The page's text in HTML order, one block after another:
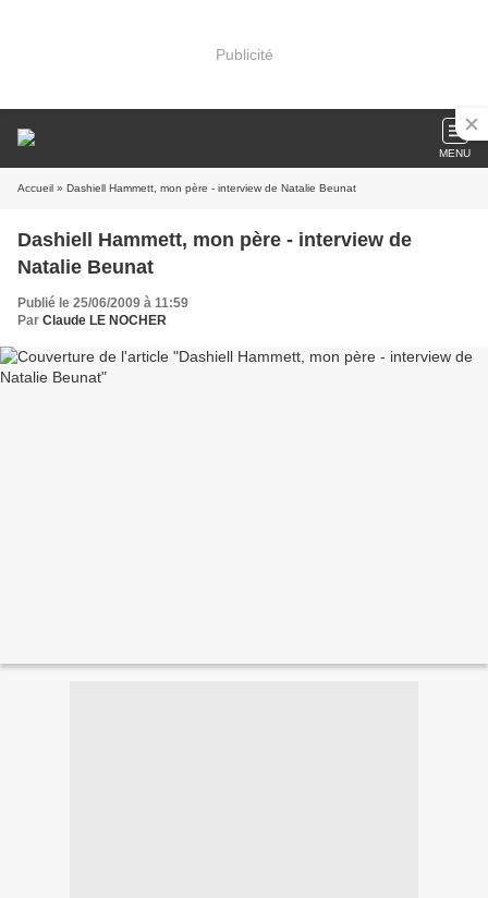
Publicité
MENU
Accueil » Dashiell Hammett, mon père - interview de Natalie Beunat
Dashiell Hammett, mon père - interview de
Natalie Beunat
Publié le 25/06/2009 à 11:59
Par Claude LE NOCHER